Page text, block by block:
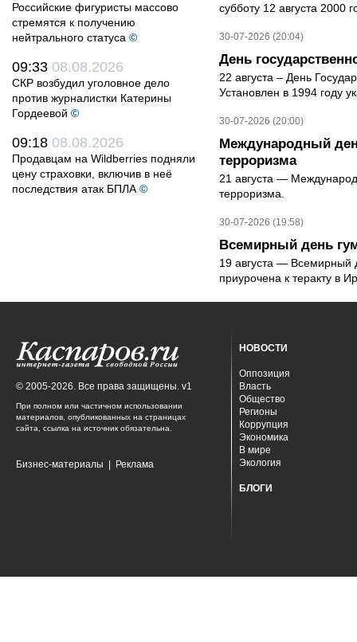
Российские фигуристы массово
стремятся к получению
нейтрального статуса ©
09:33 08.08.2026
СКР возбудил уголовное дело
против журналистки Катерины
Гордеевой ©
09:18 08.08.2026
Продавцам на Wildberries подняли
цену страховки, включив в неё
последствия атак БПЛА ©
субботу 12 августа 2000
30-07-2026 (20:04)
День
22 августа – День
Установлен в 1994 году
30-07-2026 (20:00)
Международный
терроризма
21 августа —
терроризма.
30-07-2026 (19:58)
Всемирный день
19 августа — Всемирный
приурочена к теракту в
© 2005-2026. Все права защищены. v1
При полном или частичном использовании
материалов, опубликованных на страницах
сайта, ссылка на источник обязательна.
Бизнес-материалы Реклама
НОВОСТИ
Оппозиция
Власть
Общество
Регионы
Коррупция
Экономика
В мире
Экология
БЛОГИ